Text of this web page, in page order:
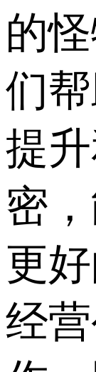
的
们
提
密
更
经